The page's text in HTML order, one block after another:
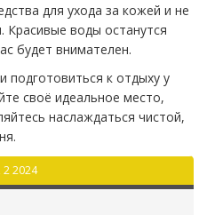
для ухода за кожей и не
воды останутся
будет внимателен.
подготовиться к отдыху у
своё идеальное место,
наслаждаться чистой,
2 2024